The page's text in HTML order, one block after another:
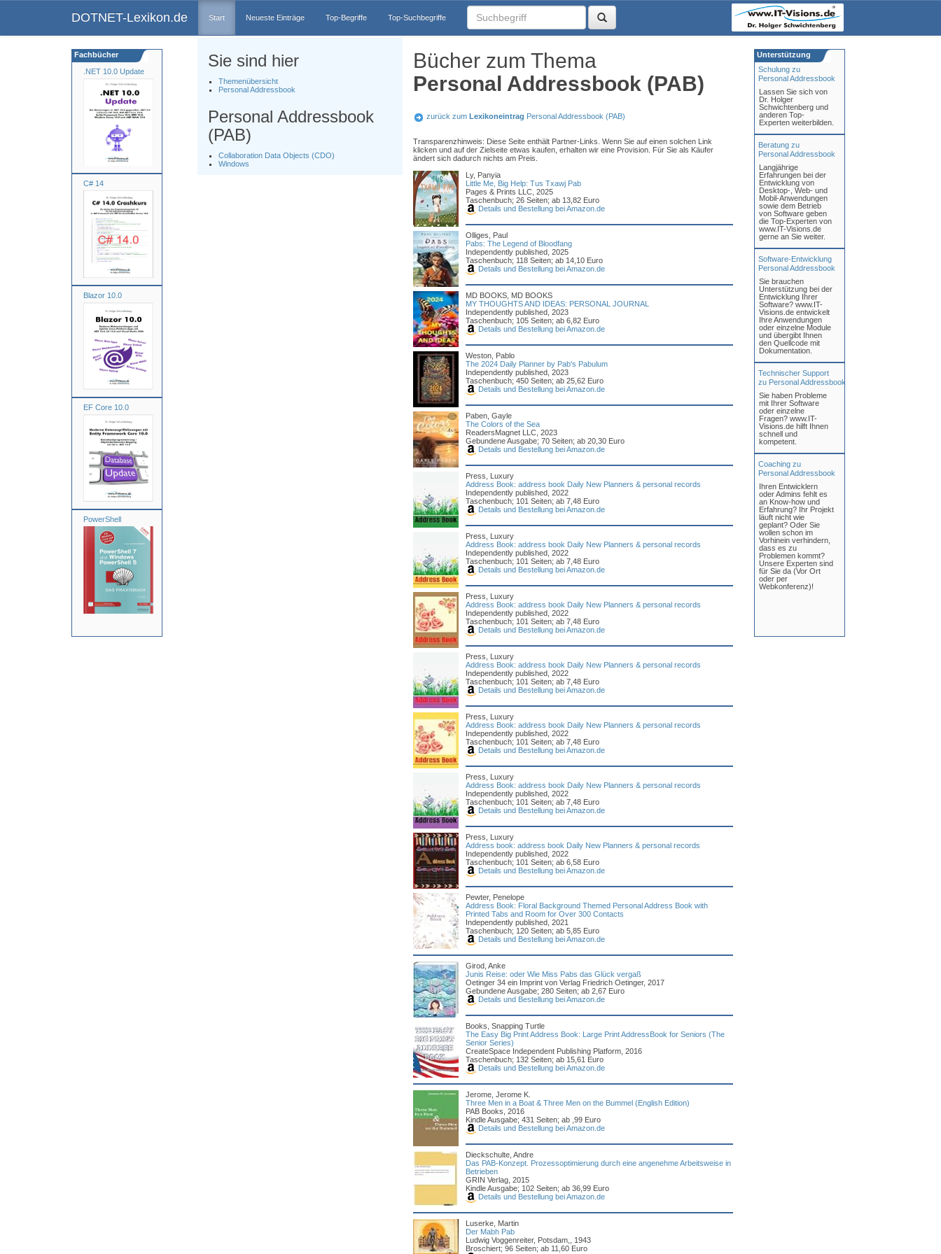
DOTNET-Lexikon.de Start Neueste Einträge Top-Begriffe Top-Suchbegriffe
.NET 10.0 Update
C# 14
Blazor 10.0
EF Core 10.0
PowerShell
Fachbücher Sie sind hier
Themenübersicht
Personal Addressbook
Personal Addressbook
(PAB)
Collaboration Data Objects (CDO)
Windows
Bücher zum Thema
Personal Addressbook (PAB)
zurück zum Lexikoneintrag Personal Addressbook (PAB)
Transparenzhinweis: Diese Seite enthält Partner-Links. Wenn Sie auf einen solchen Link
klicken und auf der Zielseite etwas kaufen, erhalten wir eine Provision. Für Sie als Käufer
ändert sich dadurch nichts am Preis.
Ly, Panyia
Little Me, Big Help: Tus Txawj Pab
Pages & Prints LLC, 2025
Taschenbuch; 26 Seiten; ab 13,82 Euro
Details und Bestellung bei Amazon.de
Olliges, Paul
Pabs: The Legend of Bloodfang
Independently published, 2025
Taschenbuch; 118 Seiten; ab 14,10 Euro
Details und Bestellung bei Amazon.de
MD BOOKS, MD BOOKS
MY THOUGHTS AND IDEAS: PERSONAL JOURNAL
Independently published, 2023
Taschenbuch; 105 Seiten; ab 6,82 Euro
Details und Bestellung bei Amazon.de
Weston, Pablo
The 2024 Daily Planner by Pab's Pabulum
Independently published, 2023
Taschenbuch; 450 Seiten; ab 25,62 Euro
Details und Bestellung bei Amazon.de
Paben, Gayle
The Colors of the Sea
ReadersMagnet LLC, 2023
Gebundene Ausgabe; 70 Seiten; ab 20,30 Euro
Details und Bestellung bei Amazon.de
Press, Luxury
Address Book: address book Daily New Planners & personal records
Independently published, 2022
Taschenbuch; 101 Seiten; ab 7,48 Euro
Details und Bestellung bei Amazon.de
Press, Luxury
Address Book: address book Daily New Planners & personal records
Independently published, 2022
Taschenbuch; 101 Seiten; ab 7,48 Euro
Details und Bestellung bei Amazon.de
Press, Luxury
Address Book: address book Daily New Planners & personal records
Independently published, 2022
Taschenbuch; 101 Seiten; ab 7,48 Euro
Details und Bestellung bei Amazon.de
Press, Luxury
Address Book: address book Daily New Planners & personal records
Independently published, 2022
Taschenbuch; 101 Seiten; ab 7,48 Euro
Details und Bestellung bei Amazon.de
Press, Luxury
Address Book: address book Daily New Planners & personal records
Independently published, 2022
Taschenbuch; 101 Seiten; ab 7,48 Euro
Details und Bestellung bei Amazon.de
Press, Luxury
Address Book: address book Daily New Planners & personal records
Independently published, 2022
Taschenbuch; 101 Seiten; ab 7,48 Euro
Details und Bestellung bei Amazon.de
Press, Luxury
Address book: address book Daily New Planners & personal records
Independently published, 2022
Taschenbuch; 101 Seiten; ab 6,58 Euro
Details und Bestellung bei Amazon.de
Pewter, Penelope
Address Book: Floral Background Themed Personal Address Book with
Printed Tabs and Room for Over 300 Contacts
Independently published, 2021
Taschenbuch; 120 Seiten; ab 5,85 Euro
Details und Bestellung bei Amazon.de
Girod, Anke
Junis Reise: oder Wie Miss Pabs das Glück vergaß
Oetinger 34 ein Imprint von Verlag Friedrich Oetinger, 2017
Gebundene Ausgabe; 280 Seiten; ab 2,67 Euro
Details und Bestellung bei Amazon.de
Books, Snapping Turtle
The Easy Big Print Address Book: Large Print AddressBook for Seniors (The
Senior Series)
CreateSpace Independent Publishing Platform, 2016
Taschenbuch; 132 Seiten; ab 15,61 Euro
Details und Bestellung bei Amazon.de
Jerome, Jerome K.
Three Men in a Boat & Three Men on the Bummel (English Edition)
PAB Books, 2016
Kindle Ausgabe; 431 Seiten; ab ,99 Euro
Details und Bestellung bei Amazon.de
Dieckschulte, Andre
Das PAB-Konzept. Prozessoptimierung durch eine angenehme Arbeitsweise in
Betrieben
GRIN Verlag, 2015
Kindle Ausgabe; 102 Seiten; ab 36,99 Euro
Details und Bestellung bei Amazon.de
Luserke, Martin
Der Mabh Pab
Ludwig Voggenreiter, Potsdam,, 1943
Broschiert; 96 Seiten; ab 11,60 Euro
Schulung zu
Personal Addressbook
Lassen Sie sich von
Dr. Holger
Schwichtenberg und
anderen Top-
Experten weiterbilden.
Beratung zu
Personal Addressbook
Langjährige
Erfahrungen bei der
Entwicklung von
Desktop-, Web- und
Mobil-Anwendungen
sowie dem Betrieb
von Software geben
die Top-Experten von
www.IT-Visions.de
gerne an Sie weiter.
Software-Entwicklung
Personal Addressbook
Sie brauchen
Unterstützung bei der
Entwicklung Ihrer
Software? www.IT-
Visions.de entwickelt
Ihre Anwendungen
oder einzelne Module
und übergibt Ihnen
den Quellcode mit
Dokumentation.
Technischer Support
zu Personal Addressbook
Sie haben Probleme
mit Ihrer Software
oder einzelne
Fragen? www.IT-
Visions.de hilft Ihnen
schnell und
kompetent.
Coaching zu
Personal Addressbook
Ihren Entwicklern
oder Admins fehlt es
an Know-how und
Erfahrung? Ihr Projekt
läuft nicht wie
geplant? Oder Sie
wollen schon im
Vorhinein verhindern,
dass es zu
Problemen kommt?
Unsere Experten sind
für Sie da (Vor Ort
oder per
Webkonferenz)!
Unterstützung